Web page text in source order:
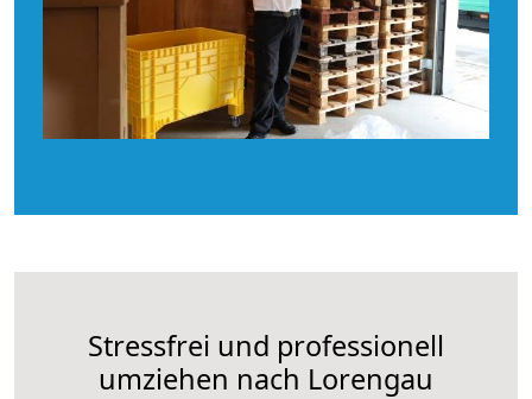
Stressfrei und professionell
umziehen nach Lorengau